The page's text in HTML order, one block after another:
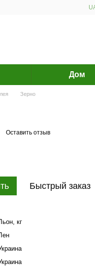
Дом
Зерно
Оставить отзыв
Быстрый заказ
кг